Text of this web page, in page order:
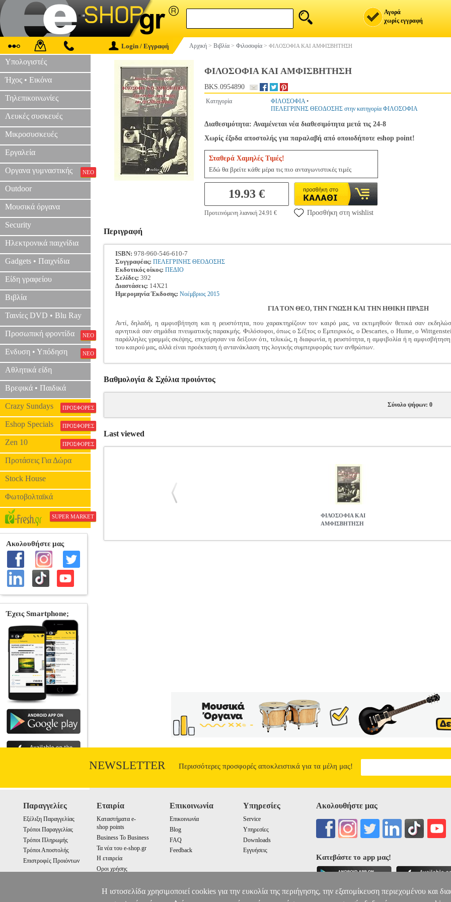
Αγορά
χωρίς εγγραφή
Login / Εγγραφή Αρχική > Βιβλία > Φιλοσοφία > ΦΙΛΟΣΟΦΙΑ ΚΑΙ ΑΜΦΙΣΒΗΤΗΣΗ
Υπολογιστές
Ήχος • Εικόνα
Τηλεπικοινωνίες
Λευκές συσκευές
Μικροσυσκευές
Εργαλεία
Οργανα γυμναστικής ΝΕΟ
Outdoor
Μουσικά όργανα
Security
Ηλεκτρονικά παιχνίδια
Gadgets • Παιχνίδια
Είδη γραφείου
Βιβλία
Ταινίες DVD • Blu Ray
Προσωπική φροντίδα ΝΕΟ
Ενδυση • Υπόδηση ΝΕΟ
Αθλητικά είδη
Βρεφικά • Παιδικά
Crazy Sundays ΠΡΟΣΦΟΡΕΣ
Eshop Specials ΠΡΟΣΦΟΡΕΣ
Zen 10 ΠΡΟΣΦΟΡΕΣ
Προτάσεις Για Δώρα
Stock House
Φωτοβολταϊκά
SUPER MARKET
ΦΙΛΟΣΟΦΙΑ ΚΑΙ ΑΜΦΙΣΒΗΤΗΣΗ
BKS.0954890
Κατηγορία ΦΙΛΟΣΟΦΙΑ•
ΠΕΛΕΓΡΙΝΗΣ ΘΕΟΔΟΣΗΣ στην κατηγορία ΦΙΛΟΣΟΦΙΑ
Διαθεσιμότητα: Αναμένεται νέα διαθεσιμότητα μετά τις 24-8
Χωρίς έξοδα αποστολής για παραλαβή από οποιοδήποτε eshop point!
Σταθερά Χαμηλές Τιμές!
Εδώ θα βρείτε κάθε μέρα τις πιο ανταγωνιστικές τιμές
19.93 €
Προτεινόμενη λιανική 24.91 € Προσθήκη στη wishlist
Περιγραφή
ISBN: 978-960-546-610-7
Συγγραφέας: ΠΕΛΕΓΡΙΝΗΣ ΘΕΟΔΟΣΗΣ
Εκδοτικός οίκος: ΠΕΔΙΟ
Σελίδες: 392
Διαστάσεις: 14Χ21
Ημερομηνία Έκδοσης: Νοέμβριος 2015
ΓΙΑ ΤΟΝ ΘΕΟ, ΤΗΝ ΓΝΩΣΗ ΚΑΙ ΤΗΝ ΗΘΙΚΗ ΠΡΑΞΗ
Αντί, δηλαδή, η αμφισβήτηση και η ρευστότητα, που χαρακτηρίζουν τον καιρό μας, να εκτιμηθούν θετικά σαν
αρνητικά σαν σημάδια πνευματικής παρακμής. Φιλόσοφοι, όπως ο Σέξτος ο Εμπειρικός, ο Descartes, o Hume, o
παράλληλες γραμμές σκέψης, επιχείρησαν να δείξουν ότι, τελικώς, η διαφωνία, η ρευστότητα, η αμφιβολία ή η
του καιρού μας, αλλά είναι προέκταση ή αντανάκλαση της λογικής συμπεριφοράς των ανθρώπων.
Βαθμολογία & Σχόλια προιόντος
Σύνολο ψήφων: 0
Last viewed
ΦΙΛΟΣΟΦΙΑ ΚΑΙ
ΑΜΦΙΣΒΗΤΗΣΗ
NEWSLETTER Περισσότερες προσφορές αποκλειστικά για τα μέλη μας!
Παραγγελίες
Εξέλιξη Παραγγελίας
Τρόποι Παραγγελίας
Τρόποι Πληρωμής
Τρόποι Αποστολής
Επιστροφές Προιόντων
Εταιρία
Καταστήματα e-
shop points
Business To Business
Τα νέα του e-shop.gr
Η εταιρεία
Οροι χρήσης
Επικοινωνία
Επικοινωνία
Blog
FAQ
Feedback
Υπηρεσίες
Service
Υπηρεσίες
Downloads
Εγγυήσεις
Ακολουθήστε μας
Κατεβάστε το app μας!
Η ιστοσελίδα χρησιμοποιεί cookies για την ευκολία της περιήγησης, την εξατομίκευση περιεχομένου και